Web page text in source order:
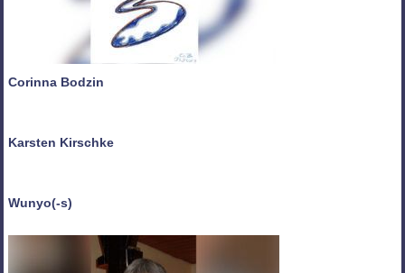
Corinna Bodzin
Karsten Kirschke
Wunyo(-s)